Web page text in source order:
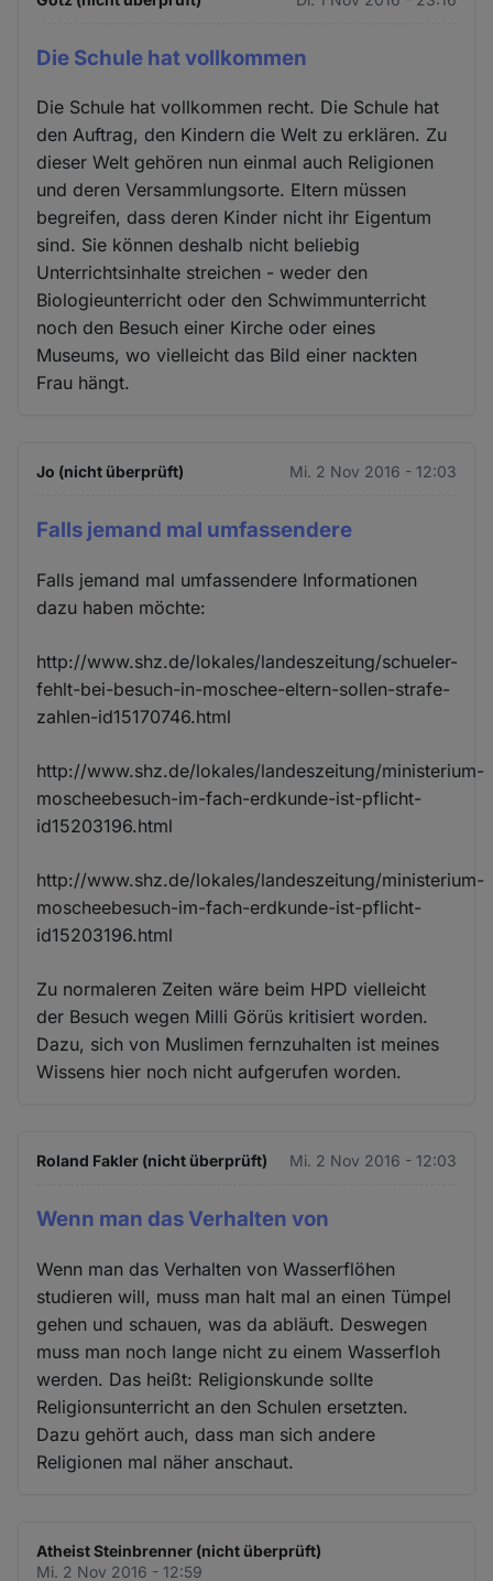
Die Schule hat vollkommen
Die Schule hat vollkommen recht. Die Schule hat
den Auftrag, den Kindern die Welt zu erklären. Zu
dieser Welt gehören nun einmal auch Religionen
und deren Versammlungsorte. Eltern müssen
begreifen, dass deren Kinder nicht ihr Eigentum
sind. Sie können deshalb nicht beliebig
Unterrichtsinhalte streichen - weder den
Biologieunterricht oder den Schwimmunterricht
noch den Besuch einer Kirche oder eines
Museums, wo vielleicht das Bild einer nackten
Frau hängt.
Jo (nicht überprüft) Mi. 2 Nov 2016 - 12:03
Falls jemand mal umfassendere
Falls jemand mal umfassendere Informationen
dazu haben möchte:
http://www.shz.de/lokales/landeszeitung/schueler-
fehlt-bei-besuch-in-moschee-eltern-sollen-strafe-
zahlen-id15170746.html
http://www.shz.de/lokales/landeszeitung/ministerium-
moscheebesuch-im-fach-erdkunde-ist-pflicht-
id15203196.html
http://www.shz.de/lokales/landeszeitung/ministerium-
moscheebesuch-im-fach-erdkunde-ist-pflicht-
id15203196.html
Zu normaleren Zeiten wäre beim HPD vielleicht
der Besuch wegen Milli Görüs kritisiert worden.
Dazu, sich von Muslimen fernzuhalten ist meines
Wissens hier noch nicht aufgerufen worden.
Roland Fakler (nicht überprüft) Mi. 2 Nov 2016 - 12:03
Wenn man das Verhalten von
Wenn man das Verhalten von Wasserflöhen
studieren will, muss man halt mal an einen Tümpel
gehen und schauen, was da abläuft. Deswegen
muss man noch lange nicht zu einem Wasserfloh
werden. Das heißt: Religionskunde sollte
Religionsunterricht an den Schulen ersetzten.
Dazu gehört auch, dass man sich andere
Religionen mal näher anschaut.
Atheist Steinbrenner (nicht überprüft)
Mi. 2 Nov 2016 - 12:59